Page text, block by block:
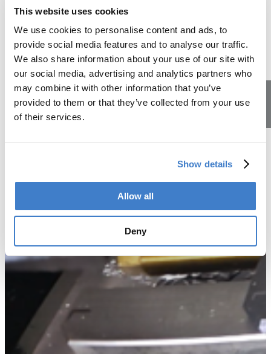
This website uses cookies
We use cookies to personalise content and ads, to
provide social media features and to analyse our traffic.
We also share information about your use of our site with
our social media, advertising and analytics partners who
may combine it with other information that you’ve
provided to them or that they’ve collected from your use
of their services.
Show details
Allow all
Deny